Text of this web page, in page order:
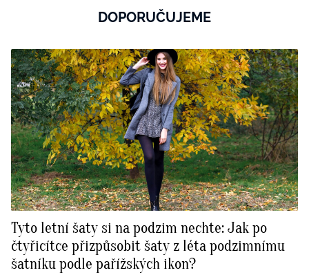
DOPORUČUJEME
Tyto letní šaty si na podzim nechte: Jak po
čtyřicítce přizpůsobit šaty z léta podzimnímu
šatníku podle pařížských ikon?